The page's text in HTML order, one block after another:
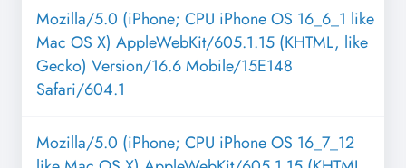
Mozilla/5.0 (iPhone; CPU iPhone OS 16_6_1 like
Mac OS X) AppleWebKit/605.1.15 (KHTML, like
Gecko) Version/16.6 Mobile/15E148
Safari/604.1
Mozilla/5.0 (iPhone; CPU iPhone OS 16_7_12